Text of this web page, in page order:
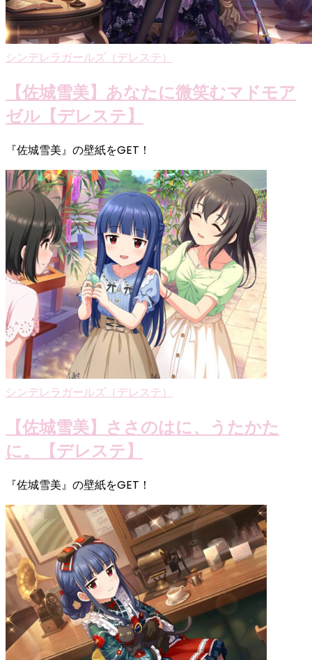
シンデレラガールズ（デレステ）
【佐城雪美】あなたに微笑むマドモア
ゼル【デレステ】
『佐城雪美』の壁紙をGET！
シンデレラガールズ（デレステ）
【佐城雪美】ささのはに、うたかた
に。【デレステ】
『佐城雪美』の壁紙をGET！